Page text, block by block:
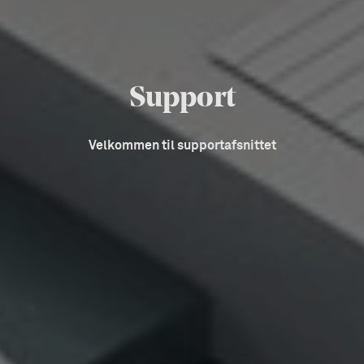
Support
Velkommen til supportafsnittet